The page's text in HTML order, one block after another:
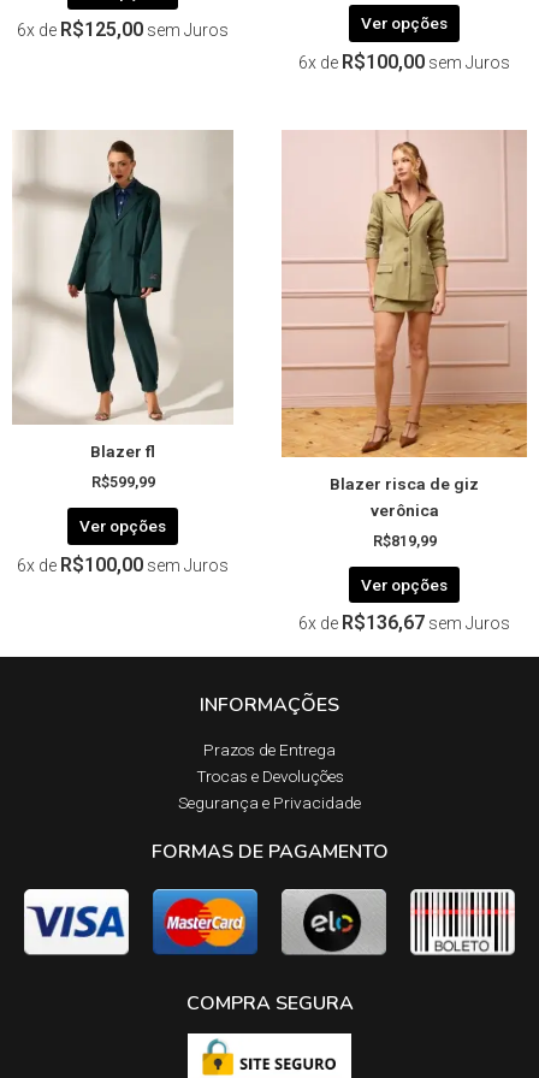
6x de R$125,00 sem Juros Ver opções
6x de R$100,00 sem Juros
Blazer fl
R$599,99
Ver opções
variantes.
escolhidas
na
página
6x de R$100,00 sem Juros
Blazer risca de giz
verônica
R$819,99
Ver opções
opções
podem
na
página
do
produto
6x de R$136,67 sem Juros
INFORMAÇÕES
Prazos de Entrega​
Trocas e Devoluções​
Segurança e Privacidade
FORMAS DE PAGAMENTO
COMPRA SEGURA